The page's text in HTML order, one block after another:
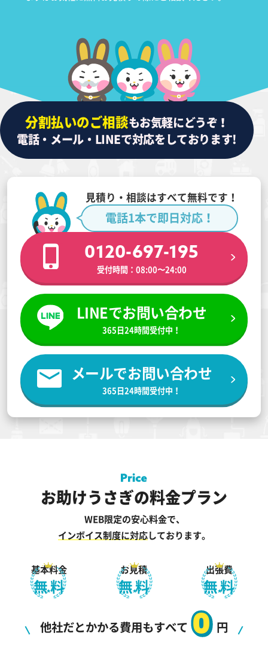
分割払いのご相談もお気軽にどうぞ！
電話・メール・LINEで対応をしております!
見積り・相談はすべて無料です！
電話1本で即日対応！
0120-697-195
受付時間：08:00〜24:00
LINEでお問い合わせ
365日24時間受付中！
メールでお問い合わせ
365日24時間受付中！
お助けうさぎの料金プラン
WEB限定の安心料金で、
インボイス制度に対応しております。
基本料金
無料
お見積
無料
出張費
無料
他社だとかかる費用もすべて
0
円